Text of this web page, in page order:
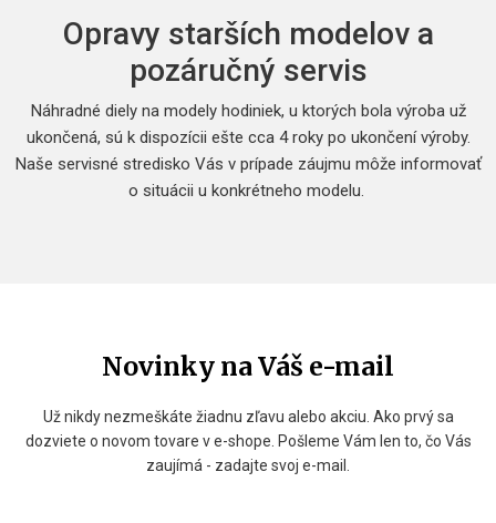
Opravy starších modelov a
pozáručný servis
Náhradné diely na modely hodiniek, u ktorých bola výroba už
ukončená, sú k dispozícii ešte cca 4 roky po ukončení výroby.
Naše servisné stredisko Vás v prípade záujmu môže informovať
o situácii u konkrétneho modelu.
Novinky na Váš e-mail
Už nikdy nezmeškáte žiadnu zľavu alebo akciu. Ako prvý sa
dozviete o novom tovare v e-shope. Pošleme Vám len to, čo Vás
zaujímá - zadajte svoj e-mail.